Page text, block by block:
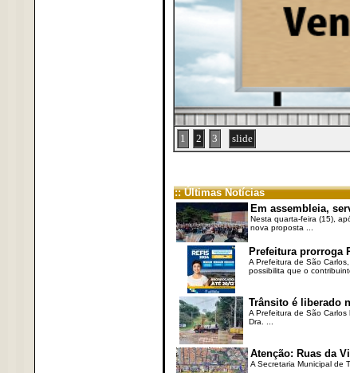
1 2 3 slide
:: Últimas Notícias
Em assembleia,
Nesta quarta-feira (15),
nova proposta ...
Prefeitura prorroga
A Prefeitura de São
possibilita que o
Trânsito é liberado
A Prefeitura de São
Dra. ...
Atenção: Ruas da
A Secretaria Municipal de